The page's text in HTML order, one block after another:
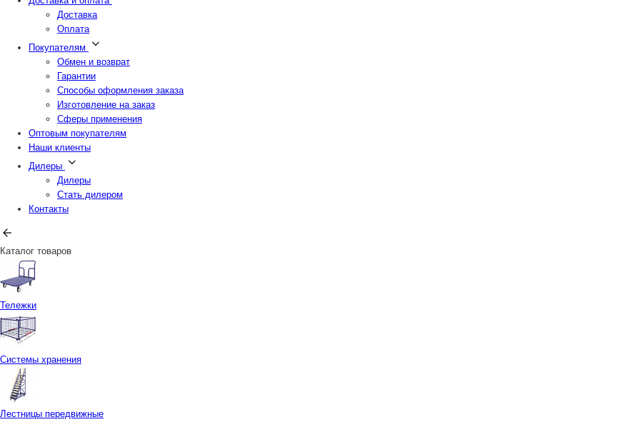
Доставка
Оплата
Покупателям
Обмен и возврат
Гарантии
Способы оформления заказа
Изготовление на заказ
Сферы применения
Оптовым покупателям
Наши клиенты
Дилеры
Дилеры
Стать дилером
Контакты
Каталог товаров
Тележки
Системы хранения
Лестницы передвижные